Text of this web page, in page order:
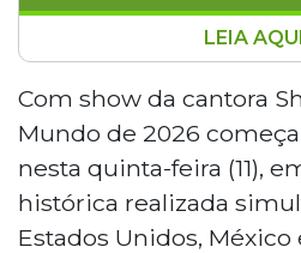
A Copa do Mundo de
quinta-feira (11) com
México, onde a seleção
África do Sul às 15h no
edição histórica reúne
três países: Estados
Canadá. O Brasil estreia
LEIA AQUI
Com show da cantora
Mundo de 2026
nesta quinta-feira (11),
histórica realizada
Estados Unidos, México